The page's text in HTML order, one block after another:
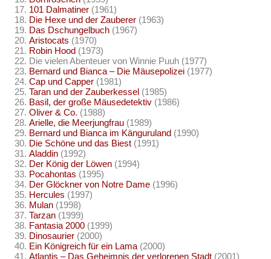
101 Dalmatiner (1961)
Die Hexe und der Zauberer (1963)
Das Dschungelbuch (1967)
Aristocats (1970)
Robin Hood (1973)
Die vielen Abenteuer von Winnie Puuh (1977)
Bernard und Bianca – Die Mäusepolizei (1977)
Cap und Capper (1981)
Taran und der Zauberkessel (1985)
Basil, der große Mäusedetektiv (1986)
Oliver & Co. (1988)
Arielle, die Meerjungfrau (1989)
Bernard und Bianca im Känguruland (1990)
Die Schöne und das Biest (1991)
Aladdin (1992)
Der König der Löwen (1994)
Pocahontas (1995)
Der Glöckner von Notre Dame (1996)
Hercules (1997)
Mulan (1998)
Tarzan (1999)
Fantasia 2000 (1999)
Dinosaurier (2000)
Ein Königreich für ein Lama (2000)
Atlantis – Das Geheimnis der verlorenen Stadt (2001)